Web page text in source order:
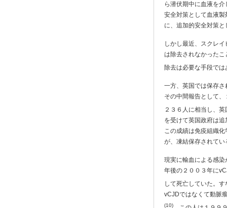
ら潜伏期中に血液を
安全対策として血液
に、追加的安全対策
しかし最近、スクレ
は除去されなかった
除去は必要な手段で
一方、英国では保存
その中間報告として
２３６人に相当し、
を受けて英国政府は
この成績は免疫組織
が、凍結保存されて
現実に輸血による感
年後の２００３年に
して死亡していた。
vCJDではなくて動脈
(10)